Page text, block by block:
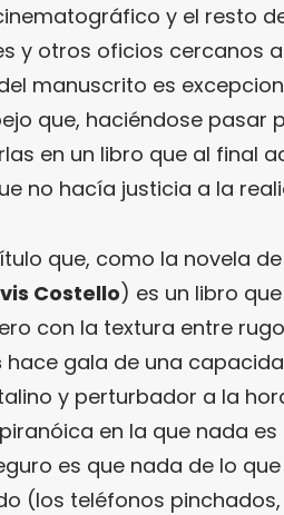
y el resto
y otros oficios cercanos
manuscrito es
que, haciéndose pasar
en un libro que al final
no hacía justicia a la
que, como la novela
Costello) es un libro
con la textura entre
hace gala de una
y perturbador a la
en la que nada
es que nada de lo
(los teléfonos